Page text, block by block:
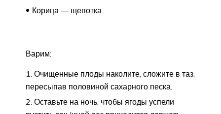
Корица — щепотка.
Варим:
Очищенные плоды наколите, сложите в таз,
пересыпав половиной сахарного песка.
Оставьте на ночь, чтобы ягоды успели